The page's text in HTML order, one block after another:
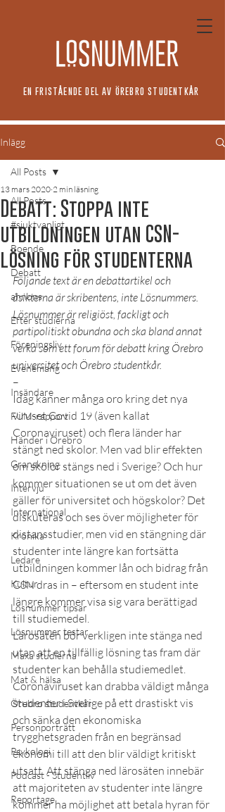
EN FRISTÅENDE DEL AV ÖREBRO STUDENTKÅR
Inlägg
All Posts
#sjuktvanligt
Boende
Debatt
annons
Efter studierna
Föreningsliv
Evenemang
Insändare
FUM-rapport
Händer i Örebro
Granskning
Intervju
International
Krönika
Ledare
Kultur
Lösnummer tipsar
Lösnummer testar
Maxa studierna
Mat & hälsa
Örebro studentkår
Personporträtt
Psykologi
Podcast - Studentliv
Reportage
All Posts
Debatt: Stoppa inte
utbildningen utan CSN-
lösning för studenterna
13 mars 2020 2 min läsning
Följande text är en debattartikel och
åsikterna är skribentens, inte Lösnummers.
Lösnummer är religiöst, fackligt och
partipolitiskt obundna och ska bland annat
verka som ett forum för debatt kring Örebro
universitet och Örebro studentkår.
–
Idag känner många oro kring det nya
viruset Covid 19 (även kallat
Coronaviruset) och flera länder har
stängt ned skolor. Men vad blir effekten
om skolor stängs ned i Sverige? Och hur
kommer situationen se ut om det även
gäller för universitet och högskolor? Det
diskuteras och ses över möjligheter för
distansstudier, men vid en stängning där
studenter inte längre kan fortsätta
utbildningen kommer lån och bidrag från
CSN dras in – eftersom en student inte
längre kommer visa sig vara berättigad
till studiemedel.
Lärosäten bör verkligen inte stänga ned
utan att en tillfällig lösning tas fram där
studenter kan behålla studiemedlet.
Coronaviruset kan drabba väldigt många
studenter i Sverige på ett drastiskt vis
och sänka den ekonomiska
trygghetsgraden från en begränsad
ekonomi till att den blir väldigt kritiskt
utsatt. Att stänga ned lärosäten innebär
att majoriteten av studenter inte längre
kommer ha möjlighet att betala hyran för